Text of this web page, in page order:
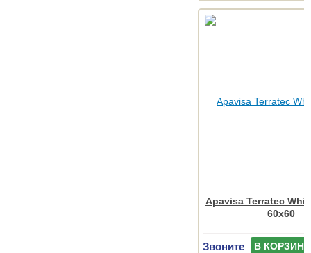
Apavisa Terratec
60x60
Звоните В КОРЗИНУ